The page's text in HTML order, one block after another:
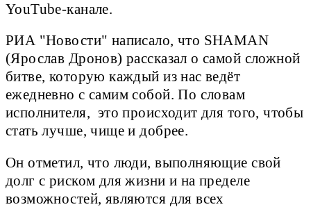
YouTube-канале.
РИА "Новости" написало, что SHAMAN
(Ярослав Дронов) рассказал о самой сложной
битве, которую каждый из нас ведёт
ежедневно с самим собой. По словам
исполнителя, это происходит для того, чтобы
стать лучше, чище и добрее.
Он отметил, что люди, выполняющие свой
долг с риском для жизни и на пределе
возможностей, являются для всех